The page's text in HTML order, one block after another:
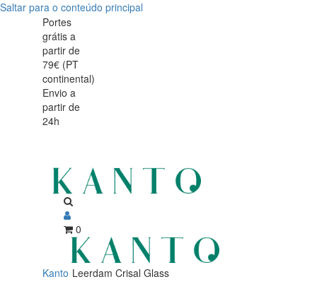
Saltar para o conteúdo principal
Leerdam
Crisal
Glass
Leerdam
Crisal
Glass
Portes
grátis a
partir de
79€ (PT
continental)
Envio a
partir de
24h
0
Kanto Leerdam Crisal Glass